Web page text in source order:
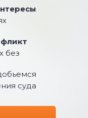
без
суда